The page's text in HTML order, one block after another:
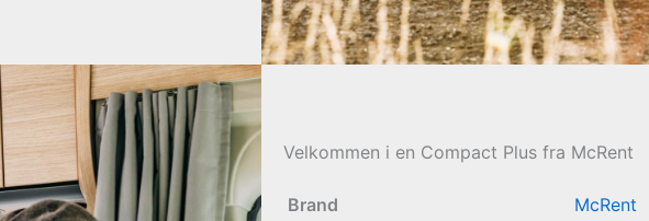
Velkommen i en Compact Plus fra McRent
Brand
McRent